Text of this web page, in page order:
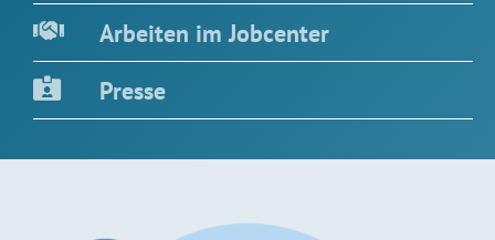
Arbeiten im Jobcenter
Presse